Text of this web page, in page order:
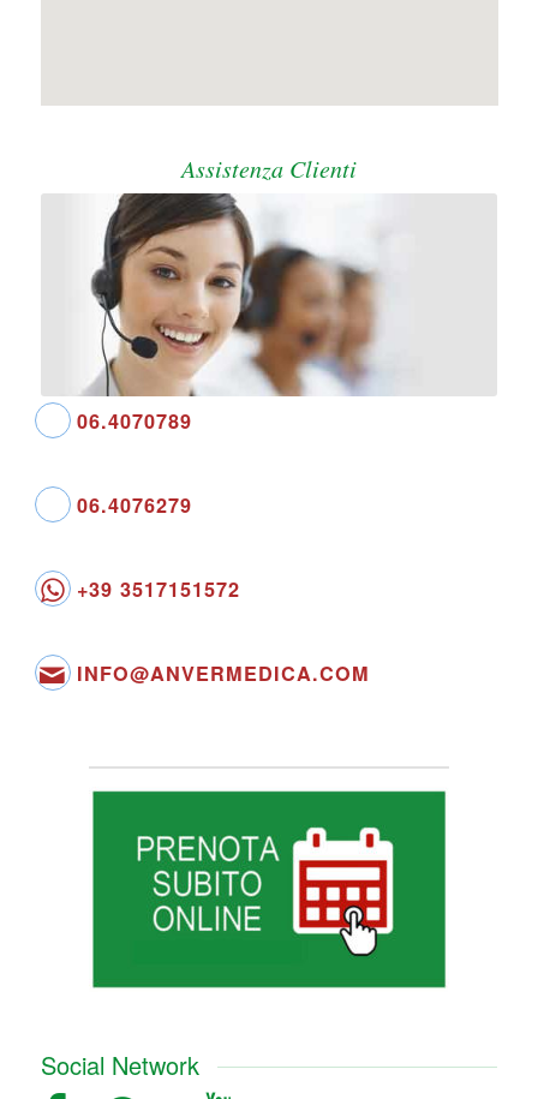
Assistenza Clienti
06.4070789
06.4076279
+39 3517151572
INFO@ANVERMEDICA.COM
Social Network